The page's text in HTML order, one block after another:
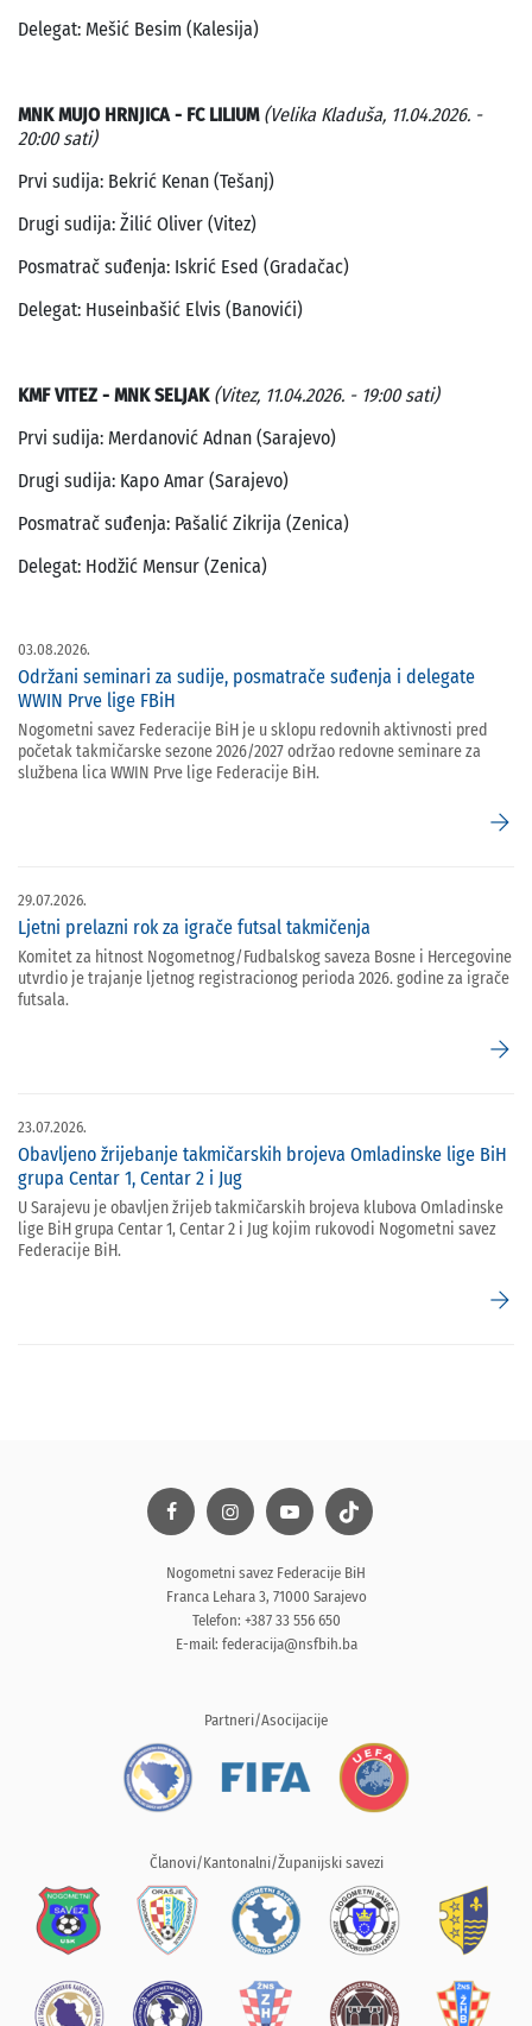
Delegat: Mešić Besim (Kalesija)
MNK MUJO HRNJICA - FC LILIUM (Velika Kladuša, 11.04.2026. -
20:00 sati)
Prvi sudija: Bekrić Kenan (Tešanj)
Drugi sudija: Žilić Oliver (Vitez)
Posmatrač suđenja: Iskrić Esed (Gradačac)
Delegat: Huseinbašić Elvis (Banovići)
KMF VITEZ - MNK SELJAK (Vitez, 11.04.2026. - 19:00 sati)
Prvi sudija: Merdanović Adnan (Sarajevo)
Drugi sudija: Kapo Amar (Sarajevo)
Posmatrač suđenja: Pašalić Zikrija (Zenica)
Delegat: Hodžić Mensur (Zenica)
03.08.2026.
Održani seminari za sudije, posmatrače suđenja i delegate
WWIN Prve lige FBiH
Nogometni savez Federacije BiH je u sklopu redovnih aktivnosti pred
početak takmičarske sezone 2026/2027 održao redovne seminare za
službena lica WWIN Prve lige Federacije BiH.
arrow_forward
29.07.2026.
Ljetni prelazni rok za igrače futsal takmičenja
Komitet za hitnost Nogometnog/Fudbalskog saveza Bosne i Hercegovine
utvrdio je trajanje ljetnog registracionog perioda 2026. godine za igrače
futsala.
arrow_forward
23.07.2026.
Obavljeno žrijebanje takmičarskih brojeva Omladinske lige BiH
grupa Centar 1, Centar 2 i Jug
U Sarajevu je obavljen žrijeb takmičarskih brojeva klubova Omladinske
lige BiH grupa Centar 1, Centar 2 i Jug kojim rukovodi Nogometni savez
Federacije BiH.
arrow_forward
Nogometni savez Federacije BiH
Franca Lehara 3, 71000 Sarajevo
Telefon: +387 33 556 650
E-mail: federacija@nsfbih.ba
Partneri/Asocijacije
Članovi/Kantonalni/Županijski savezi